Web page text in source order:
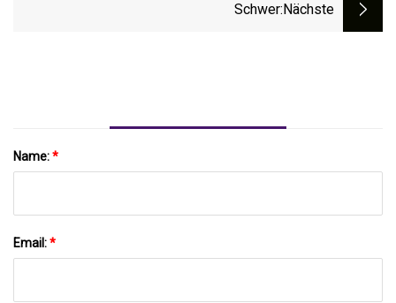
Schwer:nächste
Name:*
Email:*